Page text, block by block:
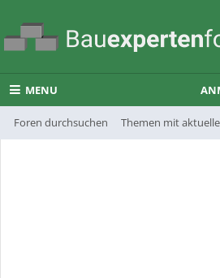
MENU
Foren durchsuchen Themen mit